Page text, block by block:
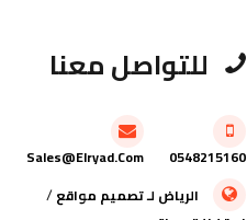
للتواصل معنا
0548215160
Sales@elryad.com
الرياض لـتصميم مواقع/